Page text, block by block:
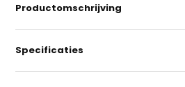
Productomschrijving
Specificaties